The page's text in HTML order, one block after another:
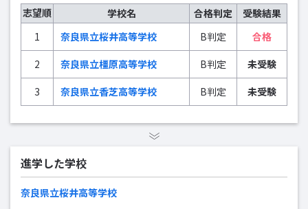
志望順 学校名 合格判定
受験結果
1
奈良県立桜井高等学校 B判定
合格
2
奈良県立橿原高等学校 B判定
未受験
3
奈良県立香芝高等学校 B判定 未受験
進学した学校
奈良県立桜井高等学校